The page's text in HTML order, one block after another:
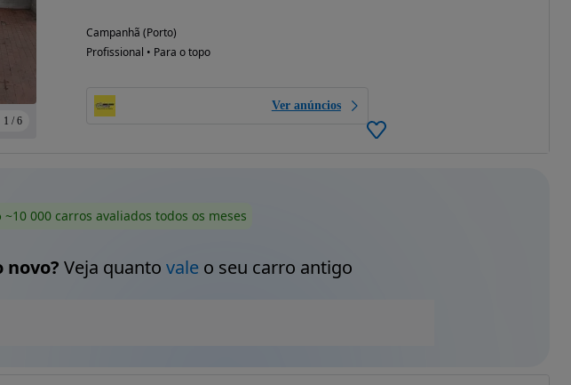
1 / 6
Campanhã (Porto)
Profissional • Para o topo
Ver anúncios
~10 000 carros avaliados todos os meses
Veja quanto valeo seu carro antigo